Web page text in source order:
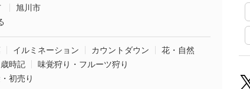
旭川市
イルミネーション カウントダウン
花・自然
時記
味覚狩り・フルーツ狩り
初売り